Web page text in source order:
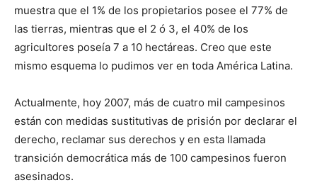
muestra que el 1% de los propietarios posee el 77% de
las tierras, mientras que el 2 ó 3, el 40% de los
agricultores poseía 7 a 10 hectáreas. Creo que este
mismo esquema lo pudimos ver en toda América Latina.
Actualmente, hoy 2007, más de cuatro mil campesinos
están con medidas sustitutivas de prisión por declarar el
derecho, reclamar sus derechos y en esta llamada
transición democrática más de 100 campesinos fueron
asesinados.